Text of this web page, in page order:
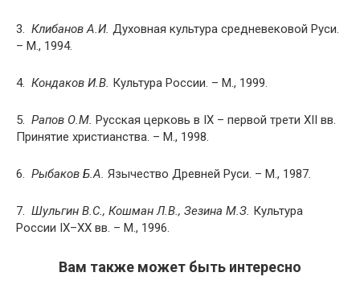
3. Клибанов А.И. Духовная культура средневековой Руси.
– М., 1994.
4. Кондаков И.В. Культура России. – М., 1999.
5. Рапов О.М. Русская церковь в IX – первой трети XII вв.
Принятие христианства. – М., 1998.
6. Рыбаков Б.А. Язычество Древней Руси. – М., 1987.
7. Шульгин В.С., Кошман Л.В., Зезина М.З. Культура
России IX–XX вв. – М., 1996.
Вам также может быть интересно